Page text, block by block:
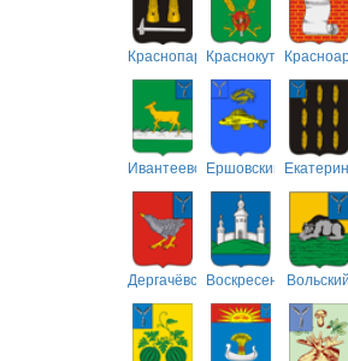
Краснопартизанский
Краснокутский
ИвантеевскийЕршовский
ДергачёвскийВоскресенскийВольский